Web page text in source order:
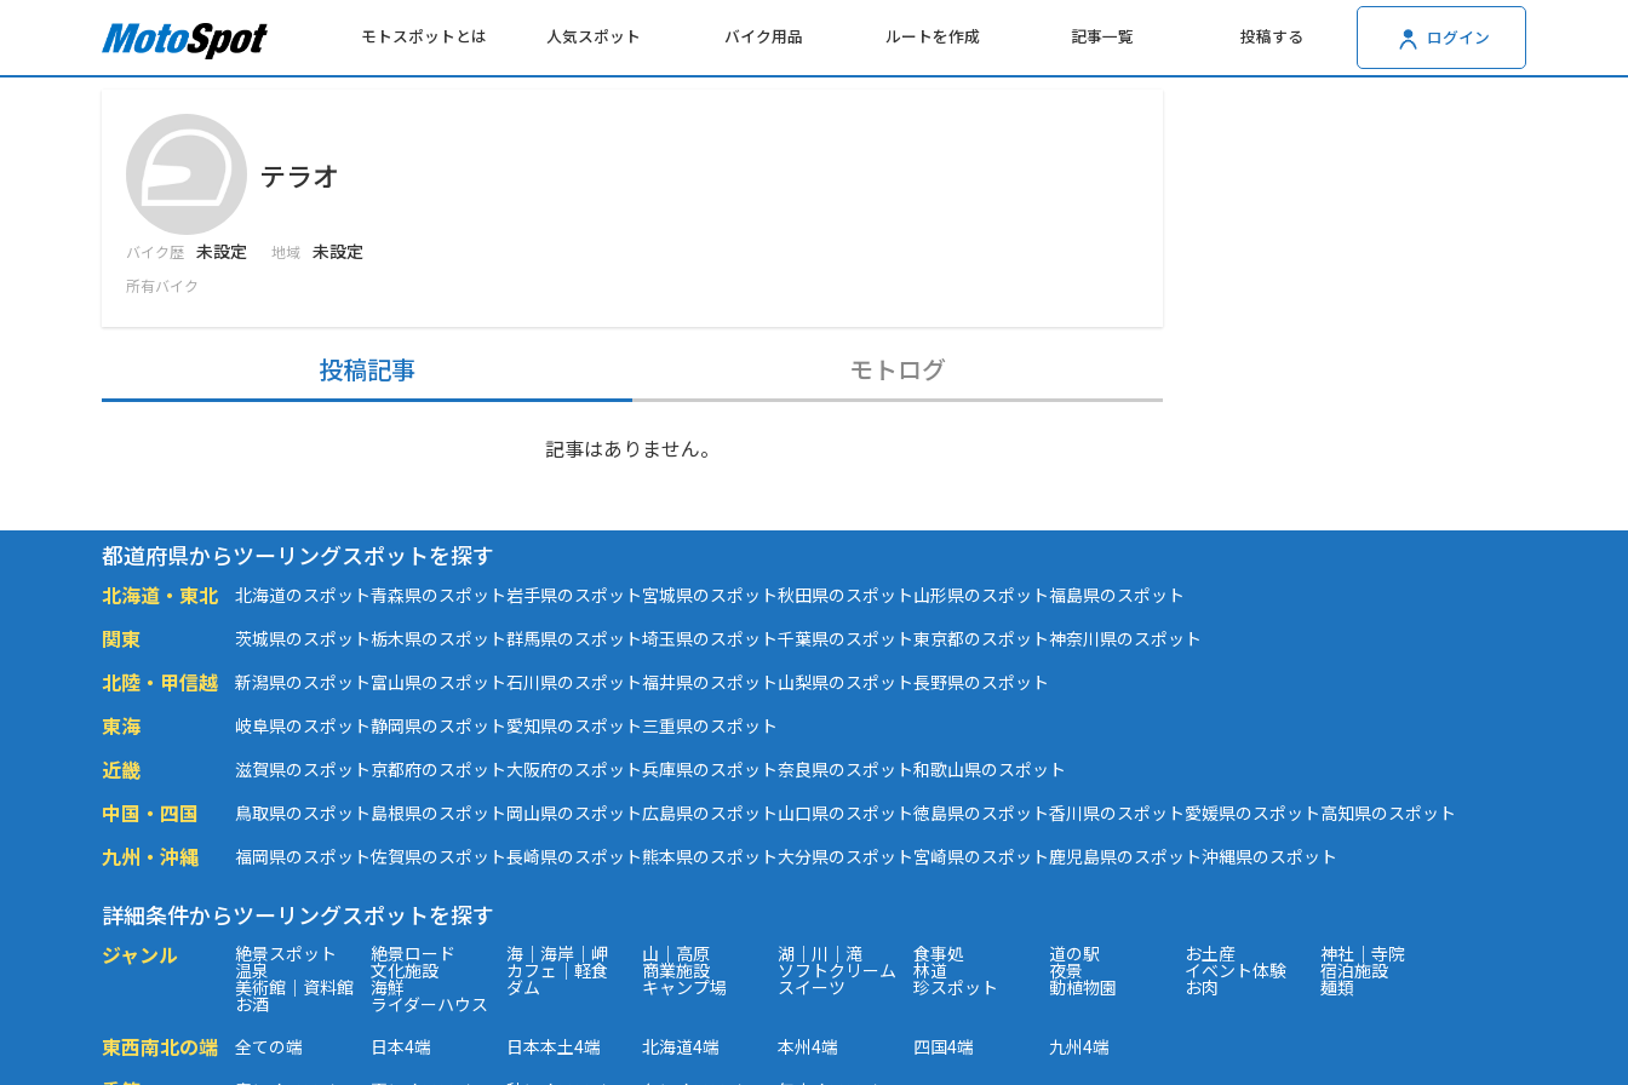
モトスポットとは 人気スポット バイク用品 ルートを作成 記事一覧 投稿する ログイン
テラオ
バイク歴 未設定 地域 未設定
所有バイク
投稿記事 モトログ
記事はありません。
都道府県からツーリングスポットを探す
北海道・東北 北海道のスポット青森県のスポット岩手県のスポット宮城県のスポット秋田県のスポット山形県のスポット福島県のスポット
関東 茨城県のスポット栃木県のスポット群馬県のスポット埼玉県のスポット千葉県のスポット東京都のスポット神奈川県のスポット
北陸・甲信越 新潟県のスポット富山県のスポット石川県のスポット福井県のスポット山梨県のスポット長野県のスポット
東海 岐阜県のスポット静岡県のスポット愛知県のスポット三重県のスポット
近畿 滋賀県のスポット京都府のスポット大阪府のスポット兵庫県のスポット奈良県のスポット和歌山県のスポット
中国・四国 鳥取県のスポット島根県のスポット岡山県のスポット広島県のスポット山口県のスポット徳島県のスポット香川県のスポット愛媛県のスポット高知県のスポット
九州・沖縄 福岡県のスポット佐賀県のスポット長崎県のスポット熊本県のスポット大分県のスポット宮崎県のスポット鹿児島県のスポット沖縄県のスポット
詳細条件からツーリングスポットを探す
ジャンル 絶景スポット 絶景ロード 海｜海岸｜岬 山｜高原 湖｜川｜滝 食事処 道の駅 お土産 神社｜寺院
温泉 文化施設 カフェ｜軽食 商業施設 ソフトクリーム 林道 夜景 イベント体験 宿泊施設
美術館｜資料館 海鮮 ダム キャンプ場 スイーツ 珍スポット 動植物園 お肉 麺類
お酒 ライダーハウス
東西南北の端 全ての端 日本4端 日本本土4端 北海道4端 本州4端 四国4端 九州4端